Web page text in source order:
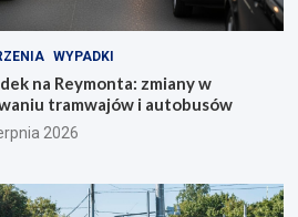
WYPADKI
na Reymonta: zmiany w
tramwajów i autobusów
2026